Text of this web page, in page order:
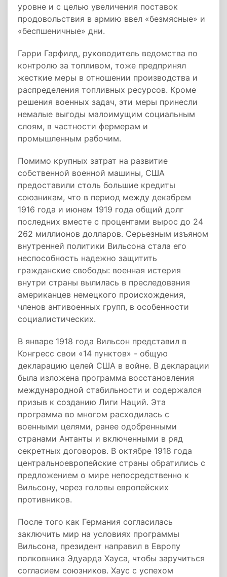
уровне и с целью увеличения поставок
продовольствия в армию ввел «безмясные» и
«беспшеничные» дни.
Гарри Гарфилд, руководитель ведомства по
контролю за топливом, тоже предпринял
жесткие меры в отношении производства и
распределения топливных ресурсов. Кроме
решения военных задач, эти меры принесли
немалые выгоды малоимущим социальным
слоям, в частности фермерам и
промышленным рабочим.
Помимо крупных затрат на развитие
собственной военной машины, США
предоставили столь большие кредиты
союзникам, что в период между декабрем
1916 года и июнем 1919 года общий долг
последних вместе с процентами вырос до 24
262 миллионов долларов. Серьезным изъяном
внутренней политики Вильсона стала его
неспособность надежно защитить
гражданские свободы: военная истерия
внутри страны вылилась в преследования
американцев немецкого происхождения,
членов антивоенных групп, в особенности
социалистических.
В январе 1918 года Вильсон представил в
Конгресс свои «14 пунктов» - общую
декларацию целей США в войне. В декларации
была изложена программа восстановления
международной стабильности и содержался
призыв к созданию Лиги Наций. Эта
программа во многом расходилась с
военными целями, ранее одобренными
странами Антанты и включенными в ряд
секретных договоров. В октябре 1918 года
центральноевропейские страны обратились с
предложением о мире непосредственно к
Вильсону, через головы европейских
противников.
После того как Германия согласилась
заключить мир на условиях программы
Вильсона, президент направил в Европу
полковника Эдуарда Хауса, чтобы заручиться
согласием союзников. Хаус с успехом